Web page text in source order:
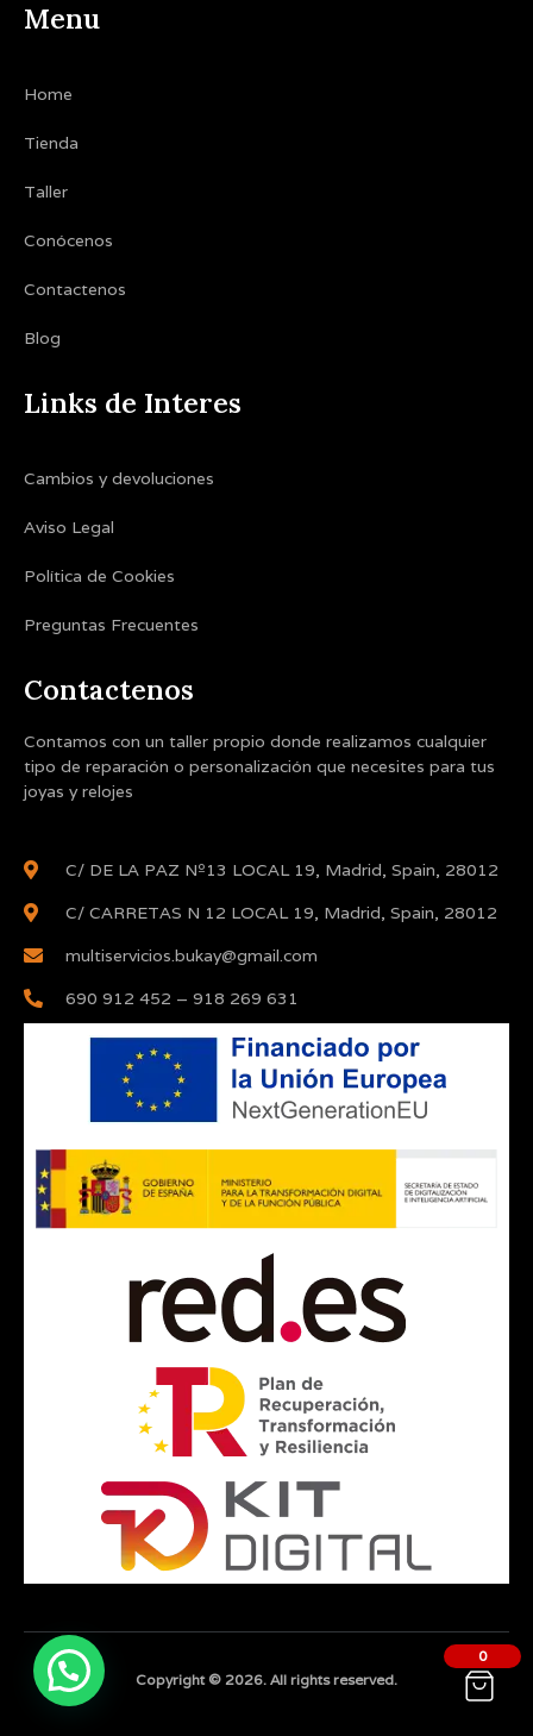
Menu
Home
Tienda
Taller
Conócenos
Contactenos
Blog
Links de Interes
Cambios y devoluciones
Aviso Legal
Política de Cookies
Preguntas Frecuentes
Contactenos
Contamos con un taller propio donde realizamos cualquier
tipo de reparación o personalización que necesites para tus
joyas y relojes
C/ DE LA PAZ Nº13 LOCAL 19, Madrid, Spain, 28012
C/ CARRETAS N 12 LOCAL 19, Madrid, Spain, 28012
multiservicios.bukay@gmail.com
690 912 452 – 918 269 631
Copyright © 2026. All rights reserved.
0